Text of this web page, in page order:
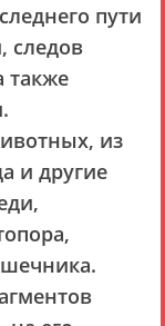
пути
следов
также
из
и другие